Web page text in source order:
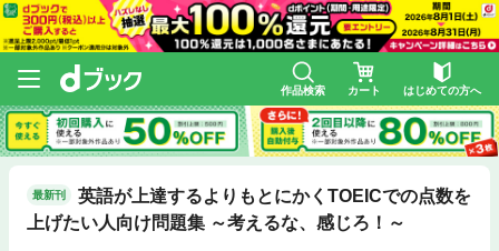
作品検索 カート はじめての方へ
最新刊
英語が上達するよりもとにかくTOEICでの点数を
上げたい人向け問題集 ～考えるな、感じろ！～